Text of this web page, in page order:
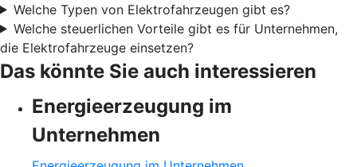
Welche Typen von Elektrofahrzeugen gibt es?
Welche steuerlichen Vorteile gibt es für Unternehmen,
die Elektrofahrzeuge einsetzen?
Das könnte Sie auch interessieren
Energieerzeugung im
Unternehmen